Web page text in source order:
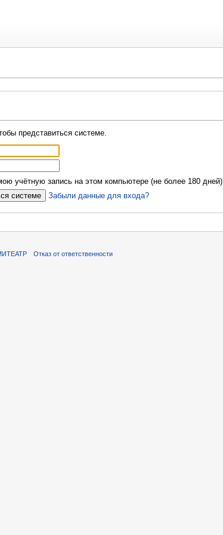
представиться системе.
учётную запись на этом компьютере (не более 180 дней)
Забыли данные для входа?
Отказ от ответственности